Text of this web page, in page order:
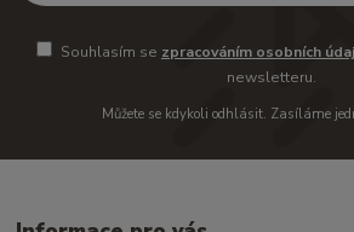
Souhlasím se zpracováním osobních
newsletteru.
Můžete se kdykoli odhlásit. Zasíláme